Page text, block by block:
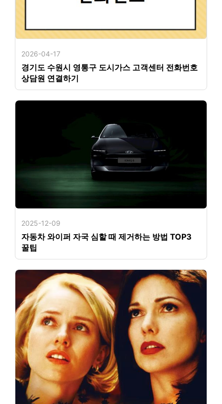
2026-04-17
경기도 수원시 영통구 도시가스 고객센터 전화번호
상담원 연결하기
2025-12-09
자동차 와이퍼 자국 심할 때 제거하는 방법 TOP3
꿀팁